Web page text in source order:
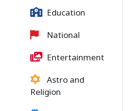
Education
National
Entertainment
Astro and
Religion